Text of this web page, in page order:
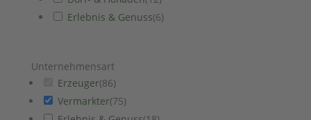
Erlebnis & Genuss(6)
Unternehmensart
Erzeuger(86)
Vermarkter(75)